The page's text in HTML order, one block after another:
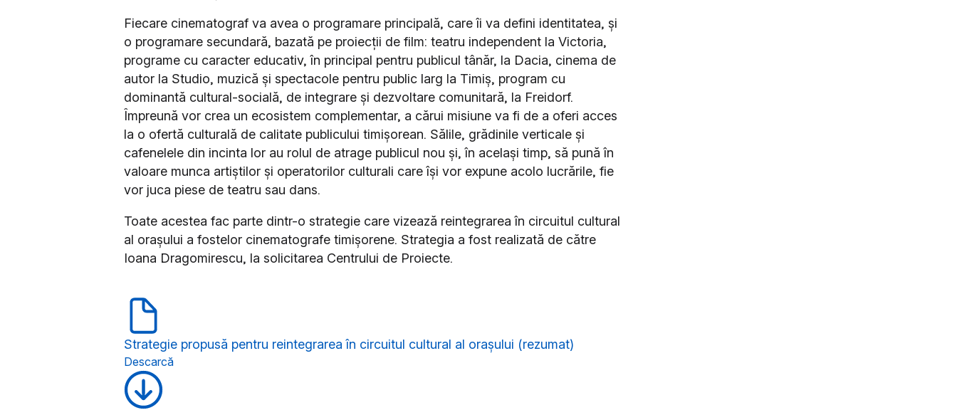
Fiecare cinematograf va avea o programare principală, care îi va defini identitatea, și
o programare secundară, bazată pe proiecții de film: teatru independent la Victoria,
programe cu caracter educativ, în principal pentru publicul tânăr, la Dacia, cinema de
autor la Studio, muzică și spectacole pentru public larg la Timiș, program cu
dominantă cultural-socială, de integrare și dezvoltare comunitară, la Freidorf.
Împreună vor crea un ecosistem complementar, a cărui misiune va fi de a oferi acces
la o ofertă culturală de calitate publicului timișorean. Sălile, grădinile verticale și
cafenelele din incinta lor au rolul de atrage publicul nou și, în același timp, să pună în
valoare munca artiștilor și operatorilor culturali care își vor expune acolo lucrările, fie
vor juca piese de teatru sau dans.
Toate acestea fac parte dintr-o strategie care vizează reintegrarea în circuitul cultural
al orașului a fostelor cinematografe timișorene. Strategia a fost realizată de către
Ioana Dragomirescu, la solicitarea Centrului de Proiecte.
Strategie propusă pentru reintegrarea în circuitul cultural al orașului (rezumat)
Descarcă